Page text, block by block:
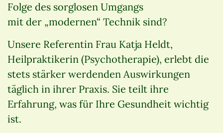
Folge des sorglosen Umgangs
mit der „modernen“ Technik sind?
Unsere Referentin Frau Katja Heldt,
Heilpraktikerin (Psychotherapie), erlebt die
stets stärker werdenden Auswirkungen
täglich in ihrer Praxis. Sie teilt ihre
Erfahrung, was für Ihre Gesundheit wichtig
ist.